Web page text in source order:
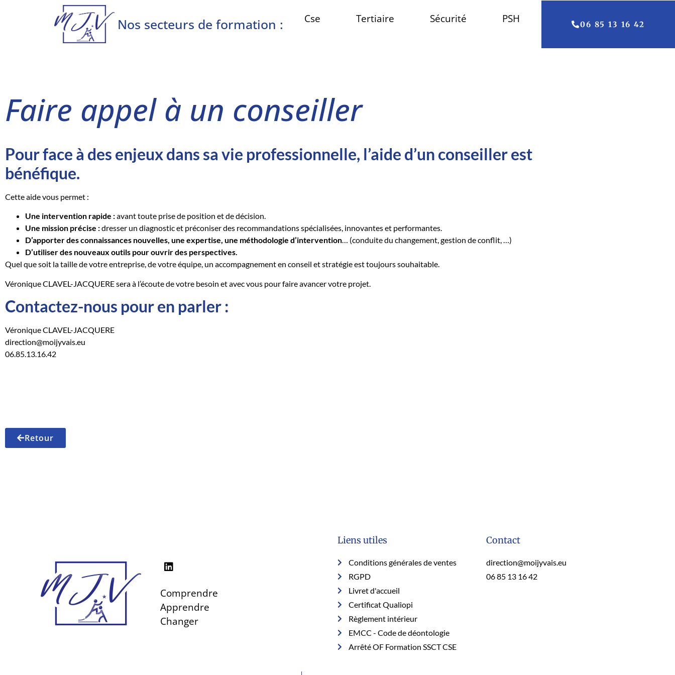
Nos secteurs de formation : Cse Tertiaire Sécurité PSH 06 85 13 16 42
Faire appel à un conseiller
Pour face à des enjeux dans sa vie professionnelle, l’aide d’un conseiller est
bénéfique.
Cette aide vous permet :
Une intervention rapide :avant toute prise de position et de décision.
Une mission précise :dresser un diagnostic et préconiser des recommandations spécialisées, innovantes et performantes.
D’apporter des connaissances nouvelles, une expertise, une méthodologie d’intervention… (conduite du changement, gestion de conflit, …)
D’utiliser des nouveaux outils pour ouvrir des perspectives.
Quel que soit la taille de votre entreprise, de votre équipe, un accompagnement en conseil et stratégie est toujours souhaitable.
Véronique CLAVEL-JACQUERE sera à l’écoute de votre besoin et avec vous pour faire avancer votre projet.
Contactez-nous pour en parler :
Véronique CLAVEL-JACQUERE
direction@moijyvais.eu
06.85.13.16.42
Retour
Comprendre
Apprendre
Changer
Liens utiles
Conditions générales de ventes
RGPD
Livret d'accueil
Certificat Qualiopi
Règlement intérieur
EMCC - Code de déontologie
Arrêté OF Formation SSCT CSE
Contact
direction@moijyvais.eu
06 85 13 16 42